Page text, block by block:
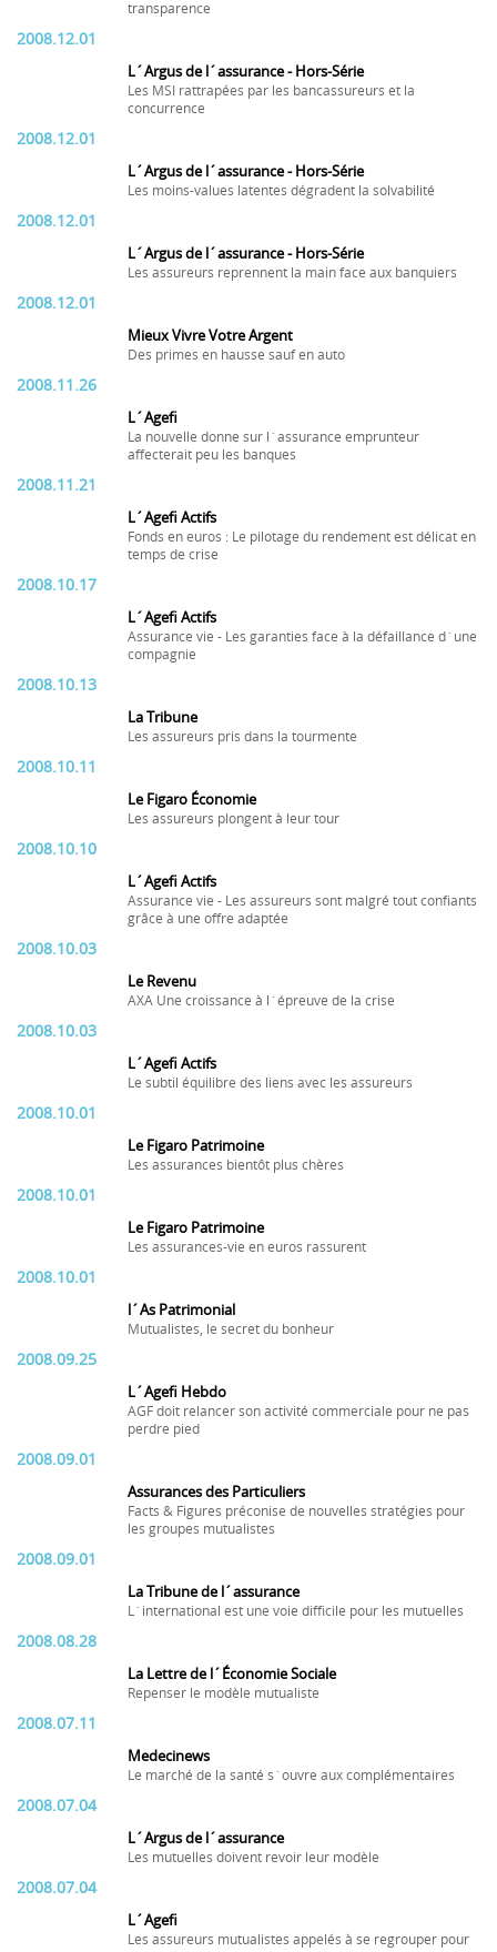
transparence
2008.12.01
L´Argus de l´assurance - Hors-Série
Les MSI rattrapées par les bancassureurs et la
concurrence
2008.12.01
L´Argus de l´assurance - Hors-Série
Les moins-values latentes dégradent la solvabilité
2008.12.01
L´Argus de l´assurance - Hors-Série
Les assureurs reprennent la main face aux banquiers
2008.12.01
Mieux Vivre Votre Argent
Des primes en hausse sauf en auto
2008.11.26
L´Agefi
La nouvelle donne sur l´assurance emprunteur
affecterait peu les banques
2008.11.21
L´Agefi Actifs
Fonds en euros : Le pilotage du rendement est délicat en
temps de crise
2008.10.17
L´Agefi Actifs
Assurance vie - Les garanties face à la défaillance d´une
compagnie
2008.10.13
La Tribune
Les assureurs pris dans la tourmente
2008.10.11
Le Figaro Économie
Les assureurs plongent à leur tour
2008.10.10
L´Agefi Actifs
Assurance vie - Les assureurs sont malgré tout confiants
grâce à une offre adaptée
2008.10.03
Le Revenu
AXA Une croissance à l´épreuve de la crise
2008.10.03
L´Agefi Actifs
Le subtil équilibre des liens avec les assureurs
2008.10.01
Le Figaro Patrimoine
Les assurances bientôt plus chères
2008.10.01
Le Figaro Patrimoine
Les assurances-vie en euros rassurent
2008.10.01
l´As Patrimonial
Mutualistes, le secret du bonheur
2008.09.25
L´Agefi Hebdo
AGF doit relancer son activité commerciale pour ne pas
perdre pied
2008.09.01
Assurances des Particuliers
Facts & Figures préconise de nouvelles stratégies pour
les groupes mutualistes
2008.09.01
La Tribune de l´assurance
L´international est une voie difficile pour les mutuelles
2008.08.28
La Lettre de l´Économie Sociale
Repenser le modèle mutualiste
2008.07.11
Medecinews
Le marché de la santé s´ouvre aux complémentaires
2008.07.04
L´Argus de l´assurance
Les mutuelles doivent revoir leur modèle
2008.07.04
L´Agefi
Les assureurs mutualistes appelés à se regrouper pour